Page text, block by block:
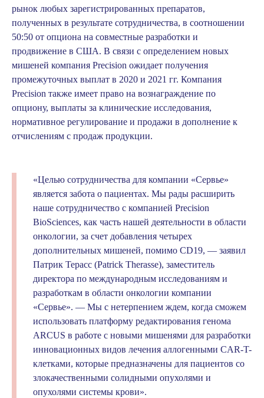
рынок любых зарегистрированных препаратов,
полученных в результате сотрудничества, в соотношении
50:50 от опциона на совместные разработки и
продвижение в США. В связи с определением новых
мишеней компания Precision ожидает получения
промежуточных выплат в 2020 и 2021 гг. Компания
Precision также имеет право на вознаграждение по
опциону, выплаты за клинические исследования,
нормативное регулирование и продажи в дополнение к
отчислениям с продаж продукции.
«Целью сотрудничества для компании «Сервье»
является забота о пациентах. Мы рады расширить
наше сотрудничество с компанией Precision
BioSciences, как часть нашей деятельности в области
онкологии, за счет добавления четырех
дополнительных мишеней, помимо CD19, — заявил
Патрик Терасс (Patrick Therasse), заместитель
директора по международным исследованиям и
разработкам в области онкологии компании
«Сервье». — Мы с нетерпением ждем, когда сможем
использовать платформу редактирования генома
ARCUS в работе с новыми мишенями для разработки
инновационных видов лечения аллогенными CAR-T-
клетками, которые предназначены для пациентов со
злокачественными солидными опухолями и
опухолями системы крови».